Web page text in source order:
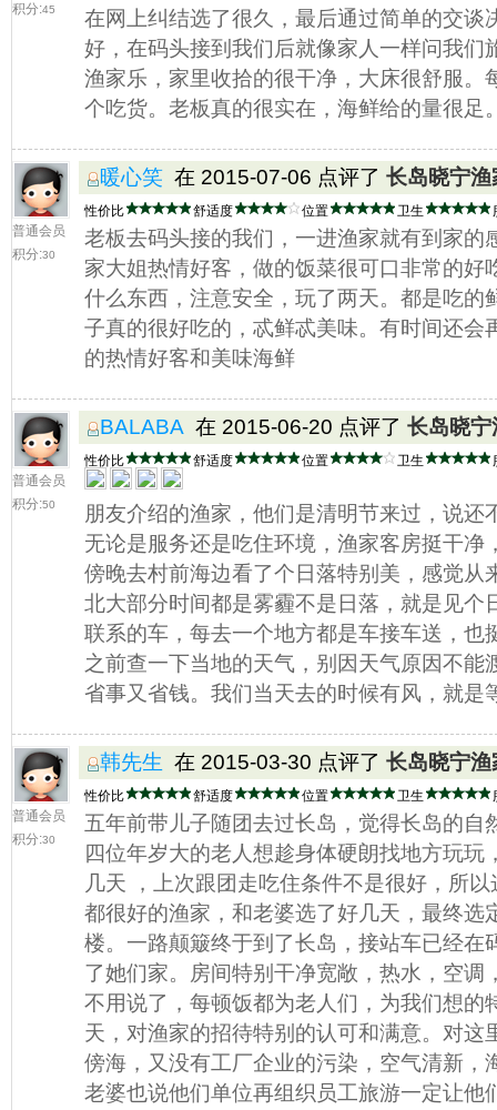
积分:45
在网上纠结选了很久，最后通过简单的交谈
好，在码头接到我们后就像家人一样问我们
渔家乐，家里收拾的很干净，大床很舒服。
个吃货。老板真的很实在，海鲜给的量很足
普通会员
积分:30
暖心笑 在 2015-07-06 点评了 长岛晓宁渔
性价比 舒适度 位置 卫生
老板去码头接的我们，一进渔家就有到家的
家大姐热情好客，做的饭菜很可口非常的好
什么东西，注意安全，玩了两天。都是吃的
子真的很好吃的，忒鲜忒美味。有时间还会
的热情好客和美味海鲜
普通会员
积分:50
BALABA 在 2015-06-20 点评了 长岛晓宁
性价比 舒适度 位置 卫生
朋友介绍的渔家，他们是清明节来过，说还
无论是服务还是吃住环境，渔家客房挺干净
傍晚去村前海边看了个日落特别美，感觉从
北大部分时间都是雾霾不是日落，就是见个
联系的车，每去一个地方都是车接车送，也
之前查一下当地的天气，别因天气原因不能
省事又省钱。我们当天去的时候有风，就是
普通会员
积分:30
韩先生 在 2015-03-30 点评了 长岛晓宁渔
性价比 舒适度 位置 卫生
五年前带儿子随团去过长岛，觉得长岛的自
四位年岁大的老人想趁身体硬朗找地方玩玩
几天 ，上次跟团走吃住条件不是很好，所
都很好的渔家，和老婆选了好几天，最终选
楼。一路颠簸终于到了长岛，接站车已经在
了她们家。房间特别干净宽敞，热水，空调
不用说了，每顿饭都为老人们，为我们想的
天，对渔家的招待特别的认可和满意。对这
傍海，又没有工厂企业的污染，空气清新，
老婆也说他们单位再组织员工旅游一定让他